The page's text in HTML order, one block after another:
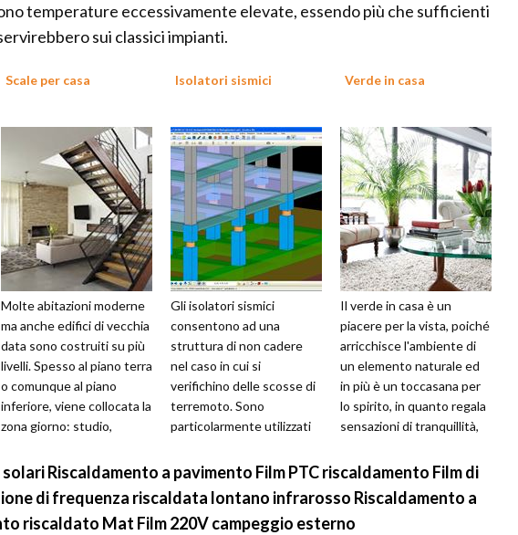
temperature eccessivamente elevate, essendo più che sufficienti
sui classici impianti.
Scale per casa
Molte abitazioni moderne
ma anche edifici di vecchia
data sono costruiti su più
livelli. Spesso al piano terra
o comunque al piano
inferiore, viene collocata la
zona giorno: studio,
Isolatori sismici
Gli isolatori sismici
consentono ad una
struttura di non cadere
nel caso in cui si
verifichino delle scosse di
terremoto. Sono
particolarmente utilizzati
verificano più fre...
Verde in casa
Il verde in casa è un
piacere per la vista, poiché
arricchisce l'ambiente di
un elemento naturale ed
in più è un toccasana per
lo spirito, in quanto regala
sensazioni di tranquillità,
Riscaldamento a pavimento Film PTC riscaldamento Film di
di frequenza riscaldata lontano infrarosso Riscaldamento a
riscaldato Mat Film 220V campeggio esterno